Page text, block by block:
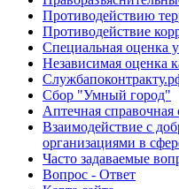
Противодействию
Противодействие
Специальная оценка
Независимая оценка
Сбор "Умный город"
Аптечная справочная
Взаимодействие с
организациями в
Часто задаваемые
Вопрос - Ответ